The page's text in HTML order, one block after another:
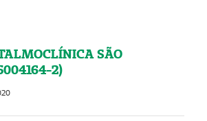
SÃO
2)